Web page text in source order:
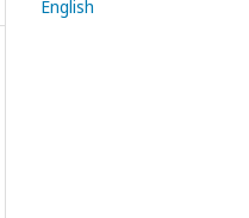
English